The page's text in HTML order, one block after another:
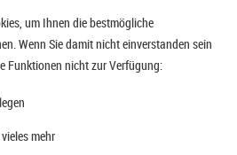
um Ihnen die bestmögliche
Wenn Sie damit nicht einverstanden sein
Funktionen nicht zur Verfügung:
mehr